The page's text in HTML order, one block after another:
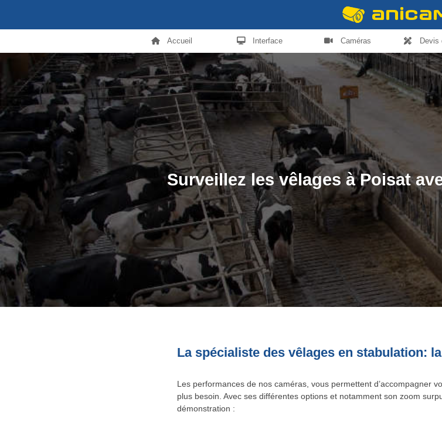
Accueil Interface Caméras Devis
Surveillez les vêlages à Poisat
La spécialiste des vêlages en stabulation:
Les performances de nos caméras, vous permettent d’accompagner
plus besoin. Avec ses différentes options et notamment son zoom
démonstration :